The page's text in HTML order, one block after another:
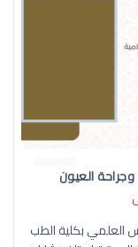
العيون
العلمي بكلية الطب